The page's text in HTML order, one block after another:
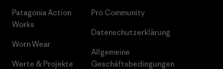
Patagonia Action
Works
Worn Wear
Werte & Projekte
Pro Community
Datenschutzerklärung
Allgemeine
Geschäftsbedingungen